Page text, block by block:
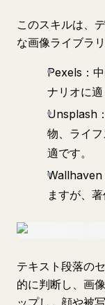
このスキルは、
な画像ライブラ
Pexels：
ナリオに適
Unsplash
物、ライ
適です。
Wallhaven
ますが、
テキスト段落の
的に判断し、画
ップし、顔や被